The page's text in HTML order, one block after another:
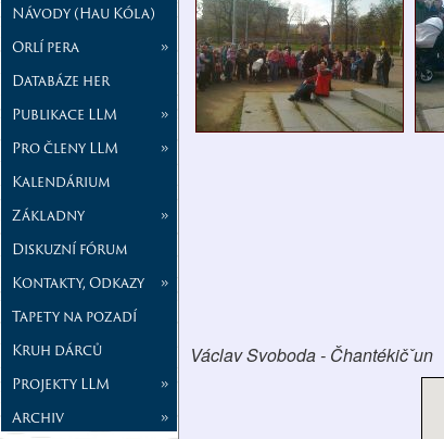
Návody (Hau Kóla)
Orlí pera
»
Databáze her
Publikace LLM
»
Pro členy LLM
»
Kalendárium
Základny
»
Diskuzní fórum
Kontakty, Odkazy
»
Tapety na pozadí
Kruh dárců
Projekty LLM
»
Archiv
»
Václav Svoboda - Čhantékičˇun